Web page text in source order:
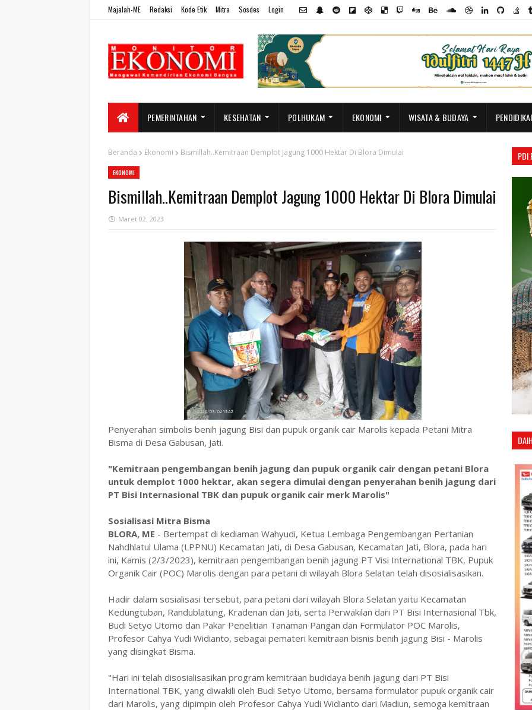
Majalah-ME Redaksi Kode Etik Mitra Sosdes Login
PEMERINTAHAN KESEHATAN POLHUKAM EKONOMI WISATA & BUDAYA
Beranda Ekonomi Bismillah..Kemitraan Demplot Jagung 1000 Hektar Di Blora Dimulai
EKONOMI
Bismillah..Kemitraan Demplot Jagung 1000 Hektar Di Blora Dimulai
Maret 02, 2023
Penyerahan simbolis benih jagung Bisi dan pupuk organik cair Marolis kepada Petani Mitra
Bisma di Desa Gabusan, Jati.
"Kemitraan pengembangan benih jagung dan pupuk organik cair dengan petani Blora
untuk demplot 1000 hektar, akan segera dimulai dengan penyerahan benih jagung dari
PT Bisi Internasional TBK dan pupuk organik cair merk Marolis"
Sosialisasi Mitra Bisma
BLORA, ME - Bertempat di kediaman Wahyudi, Ketua Lembaga Pengembangan Pertanian
Nahdhlatul Ulama (LPPNU) Kecamatan Jati, di Desa Gabusan, Kecamatan Jati, Blora, pada hari
ini, Kamis (2/3/2023), kemitraan pengembangan benih jagung PT Visi International TBK, Pupuk
Organik Cair (POC) Marolis dengan para petani di wilayah Blora Selatan telah disosialisasikan.
Hadir dalam sosialisasi tersebut, para petani dari wilayah Blora Selatan yaitu Kecamatan
Kedungtuban, Randublatung, Kradenan dan Jati, serta Perwakilan dari PT Bisi Internasional Tbk,
Budi Setyo Utomo dan Pakar Penelitian Tanaman Pangan dan Formulator POC Marolis,
Profesor Cahya Yudi Widianto, sebagai pemateri kemitraan bisnis benih jagung Bisi - Marolis
yang disingkat Bisma.
"Hari ini telah disosialisasikan program kemitraan budidaya benih jagung dari PT Bisi
International TBK, yang diwakili oleh Budi Setyo Utomo, bersama formulator pupuk organik cair
dari Marolis, yang dipimpin oleh Profesor Cahya Yudi Widianto dari Madiun, semoga kemitraan
PDI